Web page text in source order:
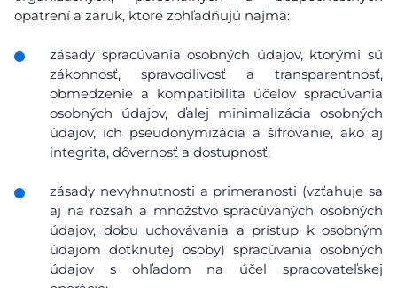
opatrení a záruk, ktoré zohľadňujú najmä:
zásady spracúvania osobných údajov, ktorými sú
zákonnosť, spravodlivosť a transparentnosť,
obmedzenie a kompatibilita účelov spracúvania
osobných údajov, ďalej minimalizácia osobných
údajov, ich pseudonymizácia a šifrovanie, ako aj
integrita, dôvernosť a dostupnosť;
zásady nevyhnutnosti a primeranosti (vzťahuje sa
aj na rozsah a množstvo spracúvaných osobných
údajov, dobu uchovávania a prístup k osobným
údajom dotknutej osoby) spracúvania osobných
údajov s ohľadom na účel spracovateľskej